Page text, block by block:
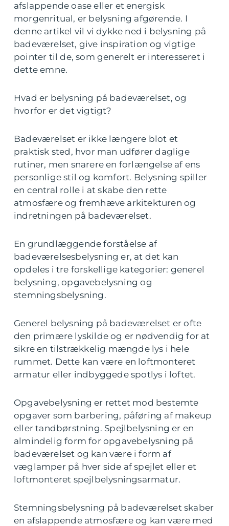
afslappende oase eller et energisk
morgenritual, er belysning afgørende. I
denne artikel vil vi dykke ned i belysning på
badeværelset, give inspiration og vigtige
pointer til de, som generelt er interesseret i
dette emne.
Hvad er belysning på badeværelset, og
hvorfor er det vigtigt?
Badeværelset er ikke længere blot et
praktisk sted, hvor man udfører daglige
rutiner, men snarere en forlængelse af ens
personlige stil og komfort. Belysning spiller
en central rolle i at skabe den rette
atmosfære og fremhæve arkitekturen og
indretningen på badeværelset.
En grundlæggende forståelse af
badeværelsesbelysning er, at det kan
opdeles i tre forskellige kategorier: generel
belysning, opgavebelysning og
stemningsbelysning.
Generel belysning på badeværelset er ofte
den primære lyskilde og er nødvendig for at
sikre en tilstrækkelig mængde lys i hele
rummet. Dette kan være en loftmonteret
armatur eller indbyggede spotlys i loftet.
Opgavebelysning er rettet mod bestemte
opgaver som barbering, påføring af makeup
eller tandbørstning. Spejlbelysning er en
almindelig form for opgavebelysning på
badeværelset og kan være i form af
væglamper på hver side af spejlet eller et
loftmonteret spejlbelysningsarmatur.
Stemningsbelysning på badeværelset skaber
en afslappende atmosfære og kan være med